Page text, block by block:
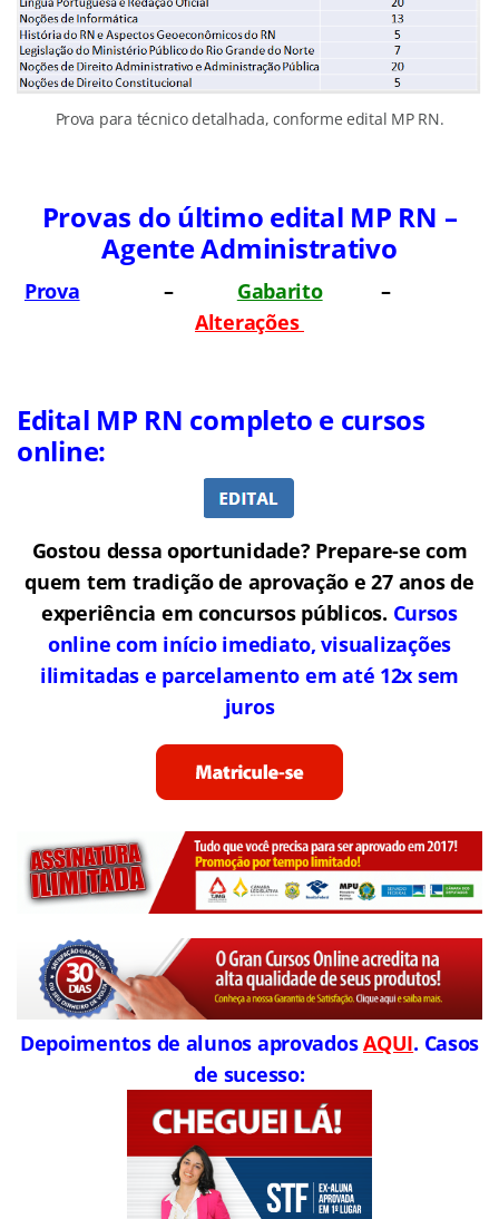
Prova para técnico detalhada, conforme edital MP RN.
Provas do último edital MP RN –
Agente Administrativo
Prova – Gabarito
–
Alterações
Edital MP RN completo e cursos
online:
Gostou dessa oportunidade? Prepare-se com
quem tem tradição de aprovação e 27 anos de
experiência em concursos públicos. Cursos
online com início imediato, visualizações
ilimitadas e parcelamento em até 12x sem
juros
Depoimentos de alunos aprovadosAQUI. Casos
de sucesso: